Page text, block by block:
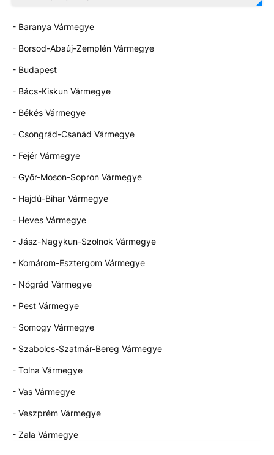
- Baranya Vármegye
- Borsod-Abaúj-Zemplén Vármegye
- Budapest
- Bács-Kiskun Vármegye
- Békés Vármegye
- Csongrád-Csanád Vármegye
- Fejér Vármegye
- Győr-Moson-Sopron Vármegye
- Hajdú-Bihar Vármegye
- Heves Vármegye
- Jász-Nagykun-Szolnok Vármegye
- Komárom-Esztergom Vármegye
- Nógrád Vármegye
- Pest Vármegye
- Somogy Vármegye
- Szabolcs-Szatmár-Bereg Vármegye
- Tolna Vármegye
- Vas Vármegye
- Veszprém Vármegye
- Zala Vármegye